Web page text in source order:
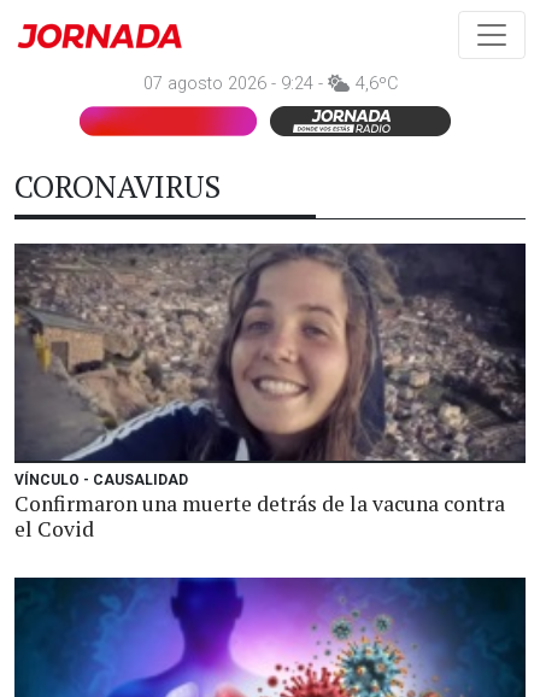
07 agosto 2026 - 9:24 - 4,6ºC
CORONAVIRUS
VÍNCULO - CAUSALIDAD
Confirmaron una muerte detrás de la vacuna contra
el Covid